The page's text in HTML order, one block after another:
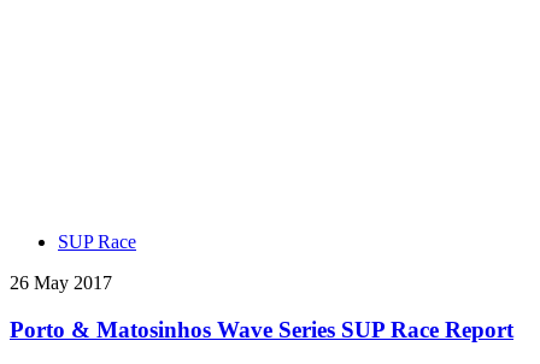
SUP Race
26 May 2017
Porto & Matosinhos Wave Series SUP Race Report